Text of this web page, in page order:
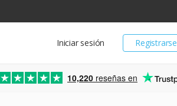
Registrarse
Iniciar sesión
10,220 reseñas en